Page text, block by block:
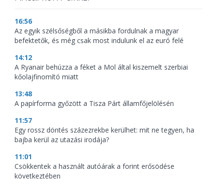
16:56
Az egyik szélsőségből a másikba fordulnak a magyar
befektetők, és még csak most indulunk el az euró felé
14:12
A Ryanair behúzza a féket a Mol által kiszemelt szerbiai
kőolajfinomító miatt
13:48
A papírforma győzött a Tisza Párt államfőjelölésén
11:57
Egy rossz döntés százezrekbe kerülhet: mit ne tegyen, ha
bajba kerül az utazási irodája?
11:01
Csökkentek a használt autóárak a forint erősödése
következtében